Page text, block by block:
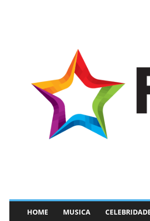
HOME MUSICA